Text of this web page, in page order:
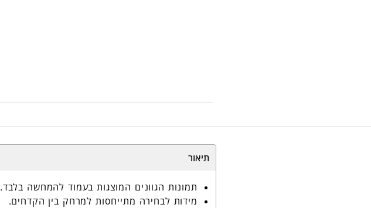
תיאור
תמונות הגוונים המוצגות בעמוד להמחשה בלבד.
מידות לבחירה מתייחסות למרחק בין הקדחים.